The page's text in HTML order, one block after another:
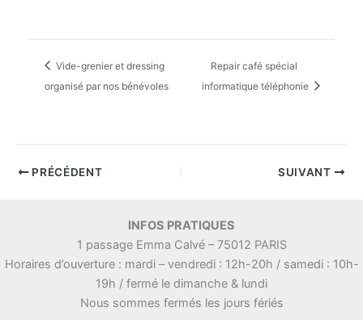
Vide-grenier et dressing
organisé par nos bénévoles
Repair café spécial
informatique téléphonie
PRÉCÉDENT SUIVANT
INFOS PRATIQUES
1 passage Emma Calvé – 75012 PARIS
Horaires d’ouverture : mardi – vendredi : 12h-20h / samedi : 10h-
19h / fermé le dimanche & lundi
Nous sommes fermés les jours fériés